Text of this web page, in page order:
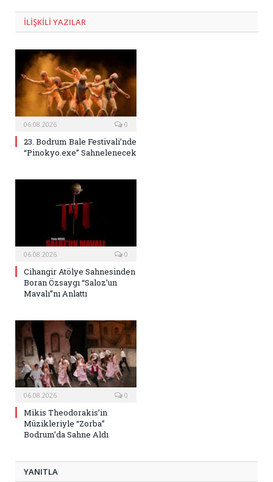
ILIŞKILI YAZILAR
06.08.2026 0
23. Bodrum Bale Festivali’nde
“Pinokyo.exe” Sahnelenecek
06.08.2026 0
Cihangir Atölye Sahnesinden
Boran Özsaygı “Saloz’un
Mavalı”nı Anlattı
06.08.2026 0
Mikis Theodorakis’in
Müzikleriyle “Zorba”
Bodrum’da Sahne Aldı
YANITLA